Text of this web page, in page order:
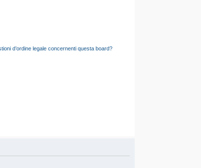
d’ordine legale concernenti questa board?